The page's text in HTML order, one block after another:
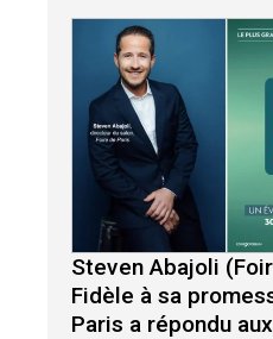
Steven Abajoli
Fidèle à sa
Paris a répondu